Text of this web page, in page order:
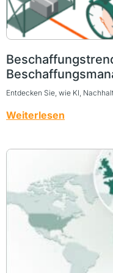
Entdecken Sie, wie KI,
Weiterlesen